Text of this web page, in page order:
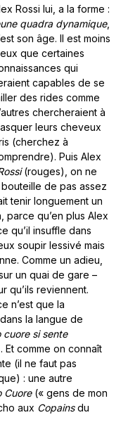
Rossi lui, a la forme :
quadra dynamique,
son âge. Il est moins
que certaines
qui
capables de se
des rides comme
chercheraient à
leurs cheveux
(cherchez à
Puis Alex
(rouges), on ne
de pas assez
tenir longuement un
parce qu’en plus Alex
qu’il insuffle dans
soupir lessivé mais
Comme un adieu,
un quai de gare –
qu’ils reviennent.
n’est que la
la langue de
cuore si sente
Et comme on connaît
(il ne faut pas
: une autre
Cuore(« gens de mon
aux Copainsdu